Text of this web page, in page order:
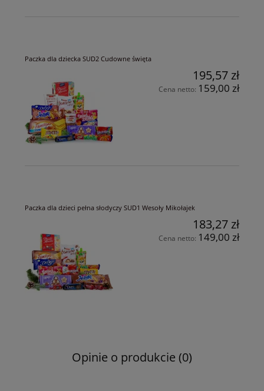
Paczka dla dziecka SUD2 Cudowne święta
195,57 zł
Cena netto: 159,00 zł
Paczka dla dzieci pełna słodyczy SUD1 Wesoły Mikołajek
183,27 zł
Cena netto: 149,00 zł
Opinie o produkcie (0)